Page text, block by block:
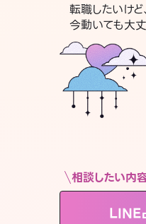
転職したいけど、
今動いても大
相談したい内
LINE